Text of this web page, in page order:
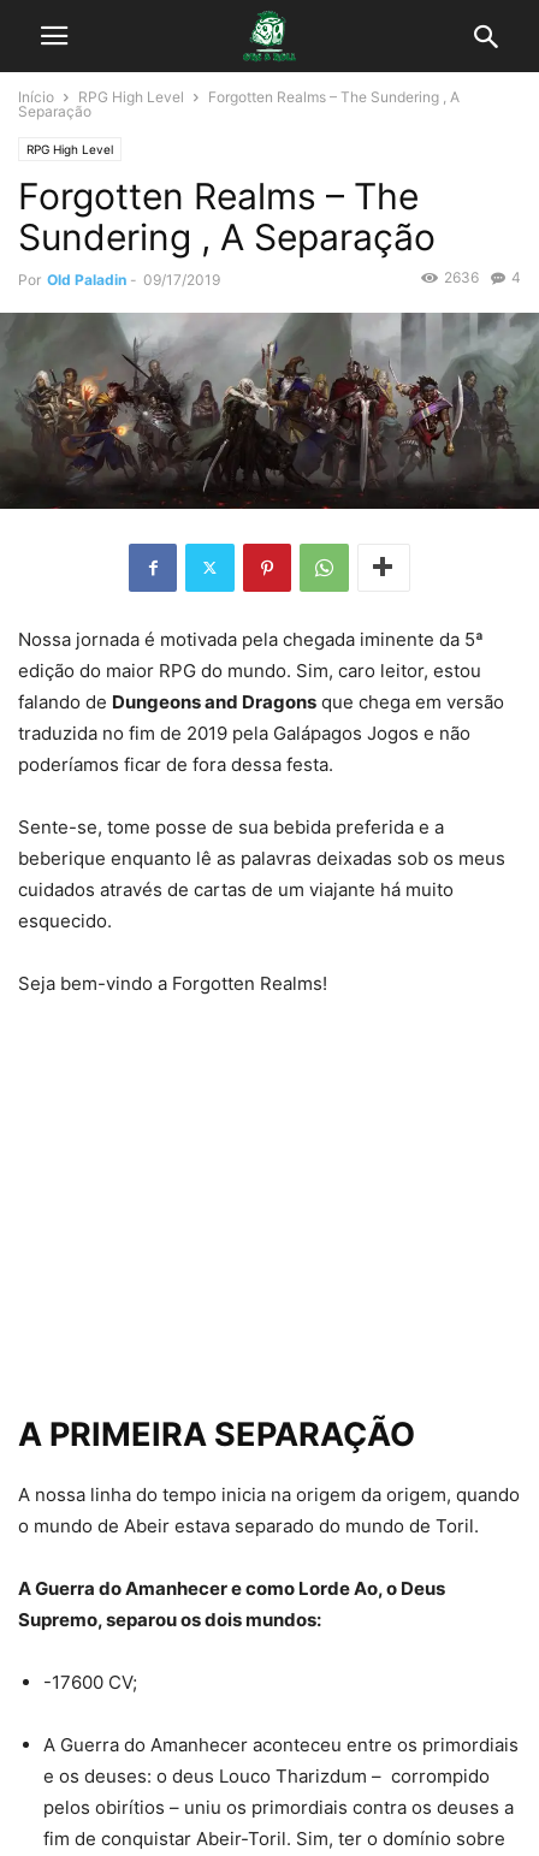
Início RPG High Level
Forgotten Realms – The Sundering , A
Separação
RPG High Level
Forgotten Realms – The
Sundering , A Separação
Por Old Paladin - 09/17/2019 4
2636
Nossa jornada é motivada pela chegada iminente da 5ª
edição do maior RPG do mundo. Sim, caro leitor, estou
falando de Dungeons and Dragons que chega em versão
traduzida no fim de 2019 pela Galápagos Jogos e não
poderíamos ficar de fora dessa festa.
Sente-se, tome posse de sua bebida preferida e a
beberique enquanto lê as palavras deixadas sob os meus
cuidados através de cartas de um viajante há muito
esquecido.
Seja bem-vindo a Forgotten Realms!
A PRIMEIRA SEPARAÇÃO
A nossa linha do tempo inicia na origem da origem, quando
o mundo de Abeir estava separado do mundo de Toril.
A Guerra do Amanhecer e como Lorde Ao, o Deus
Supremo, separou os dois mundos:
-17600 CV;
A Guerra do Amanhecer aconteceu entre os primordiais
e os deuses: o deus Louco Tharizdum – corrompido
pelos obirítios – uniu os primordiais contra os deuses a
fim de conquistar Abeir-Toril. Sim, ter o domínio sobre